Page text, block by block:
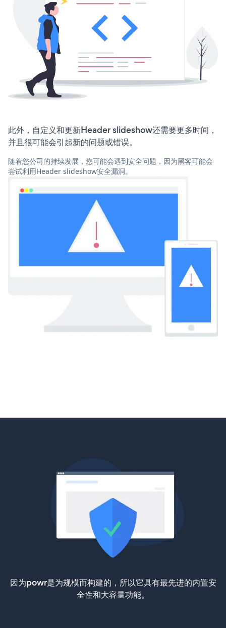
此外，自定义和更新Header slideshow还需要更多时间，
并且很可能会引起新的问题或错误。
随着您公司的持续发展，您可能会遇到安全问题，因为黑客可能会
尝试利用Header slideshow安全漏洞。
因为powr是为规模而构建的，所以它具有最先进的内置安
全性和大容量功能。